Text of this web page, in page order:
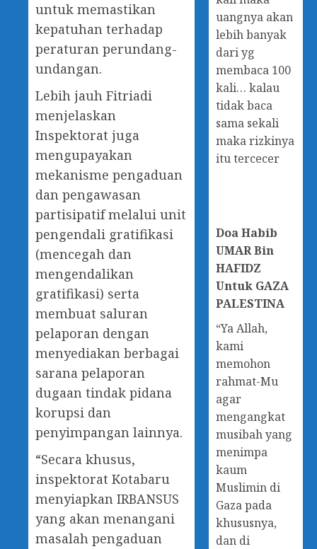
untuk memastikan
kepatuhan terhadap
peraturan perundang-
undangan.
Lebih jauh Fitriadi
menjelaskan
Inspektorat juga
mengupayakan
mekanisme pengaduan
dan pengawasan
partisipatif melalui unit
pengendali gratifikasi
(mencegah dan
mengendalikan
gratifikasi) serta
membuat saluran
pelaporan dengan
menyediakan berbagai
sarana pelaporan
dugaan tindak pidana
korupsi dan
penyimpangan lainnya.
“Secara khusus,
inspektorat Kotabaru
menyiapkan IRBANSUS
yang akan menangani
masalah pengaduan
uangnya akan
lebih banyak
dari yg
membaca 100
kali… kalau
tidak baca
sama sekali
maka rizkinya
itu tercecer
DoaHabib
UMAR Bin
HAFIDZ
Untuk GAZA
PALESTINA
“Ya Allah,
kami
memohon
rahmat-Mu
agar
mengangkat
musibah yang
menimpa
kaum
Muslimin di
Gaza pada
khususnya,
dan di